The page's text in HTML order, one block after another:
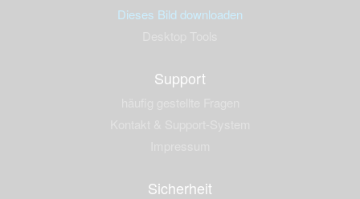
Dieses Bild downloaden
Support
Sicherheit